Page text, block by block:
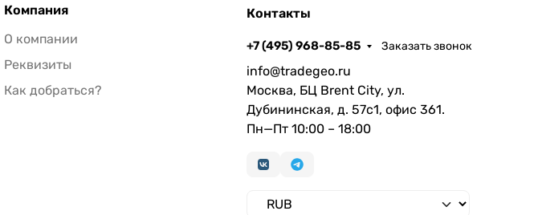
Компания
О компании
Реквизиты
Как добраться?
Контакты
+7 (495) 968-85-85 Заказать звонок
info@tradegeo.ru
Москва, БЦ Brent City, ул.
Дубининская, д. 57с1, офис 361.
Пн—Пт 10:00 – 18:00